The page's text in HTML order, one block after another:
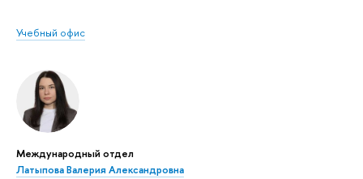
Учебный офис
Международный отдел
Латыпова Валерия Александровна